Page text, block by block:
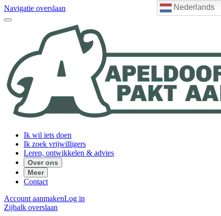
Nederlands
Navigatie overslaan
Ik wil iets doen
Ik zoek vrijwilligers
Leren, ontwikkelen & advies
Over ons
Meer
Contact
Account aanmakenLog in
Zijbalk overslaan